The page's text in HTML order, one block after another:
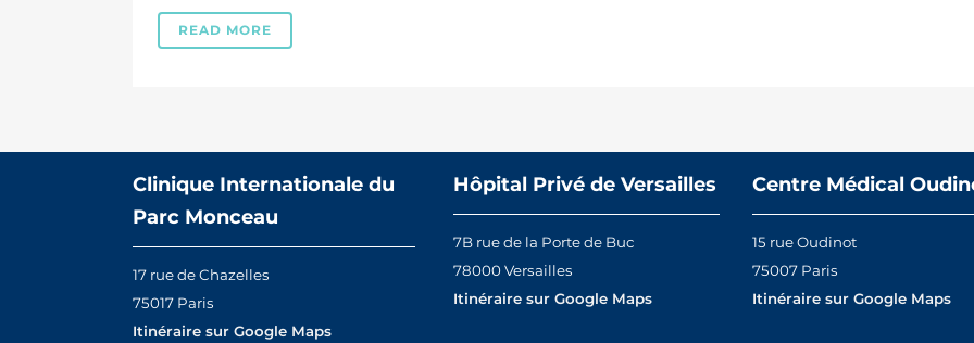
READ MORE
Clinique Internationale du
Parc Monceau
17 rue de Chazelles
75017 Paris
Itinéraire sur Google Maps
Hôpital Privé de Versailles
7B rue de la Porte de Buc
78000 Versailles
Itinéraire sur Google Maps
Centre Médical
15 rue Oudinot
75007 Paris
Itinéraire sur Google Maps